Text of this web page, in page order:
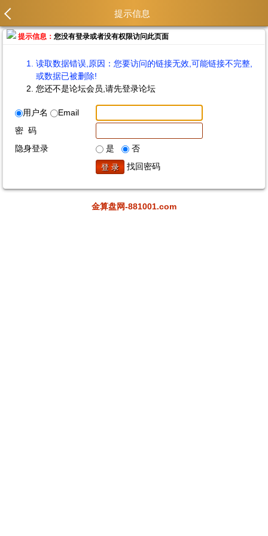
提示信息
提示信息：您没有登录或者没有权限访问此页面
读取数据错误,原因：您要访问的链接无效,可能链接不完整,
或数据已被删除!
您还不是论坛会员,请先登录论坛
用户名
Email
密 码
隐身登录
是
否
找回密码
金算盘网-881001.com